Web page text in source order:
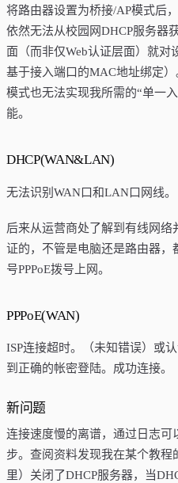
将路由器设置为桥接/AP模式后
依然无法从校园网DHCP服务器
面（而非仅Web认证层面）就
基于接入端口的MAC地址绑定
模式也无法实现我所需的“单一
能。
DHCP(WAN&LAN)
无法识别WAN口和LAN口网线。
后来从运营商处了解到有线网络
证的，不管是电脑还是路由器，
号PPPoE拨号上网。
PPPoE(WAN)
ISP连接超时。（未知错误）或
到正确的帐密登陆。成功连接。
新问题
连接速度慢的离谱，通过日志可
步。查阅资料发现我在某个教
里）关闭了DHCP服务器，当